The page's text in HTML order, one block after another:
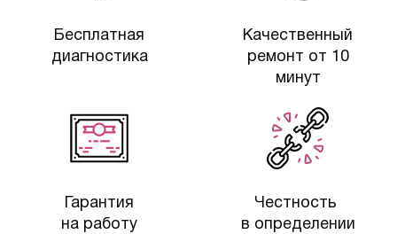
Бесплатная
диагностика
Качественный
ремонт от 10
минут
Гарантия
на работу
Честность
в определении